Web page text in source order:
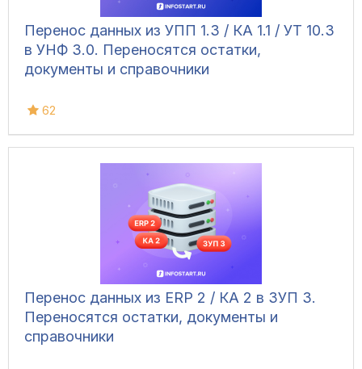
Перенос данных из УПП 1.3 / КА 1.1 / УТ 10.3
в УНФ 3.0. Переносятся остатки,
документы и справочники
62
Перенос данных из ERP 2 / КА 2 в ЗУП 3.
Переносятся остатки, документы и
справочники